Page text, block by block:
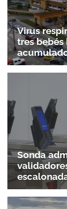
Virus
tres bebés
Sonda